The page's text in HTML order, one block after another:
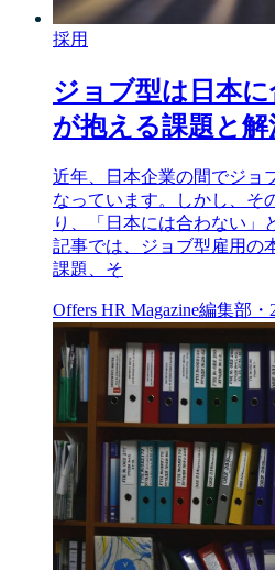
採用
ジョブ型は日本
が抱える課題と
近年、日本企業の間でジョ
なっています。しかし、そ
り、「日本には合わない」
記事では、ジョブ型雇用の
課題、そ
Offers HR Magazine編集部 ・